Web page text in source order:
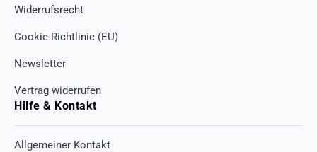
Widerrufsrecht
Cookie-Richtlinie (EU)
Newsletter
Vertrag widerrufen
Hilfe & Kontakt
Allgemeiner Kontakt